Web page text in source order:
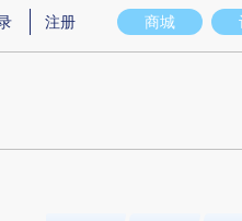
意图存在偏差。不代表财新观点和立
商城
注册